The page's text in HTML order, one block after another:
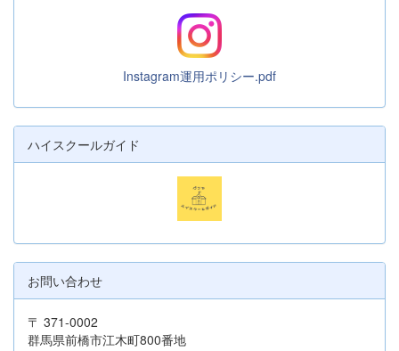
Instagram運用ポリシー.pdf
ハイスクールガイド
お問い合わせ
〒 371-0002
群馬県前橋市江木町800番地